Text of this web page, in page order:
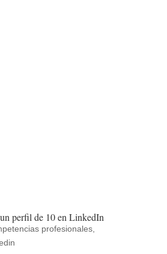
perfil de 10 en LinkedIn
profesionales,